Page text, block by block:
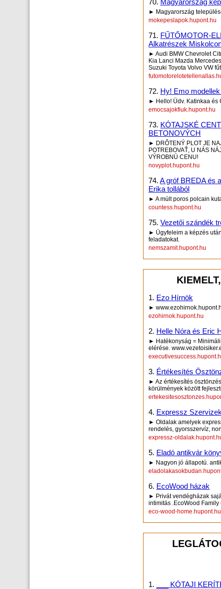
70. Magyarország
► Magyarország
mokepeslapok.hupont.hu
71. FŰTŐMOTOR-
Alkatrészek
► Audi BMW Chevrolet
Kia Lanci Mazda
Suzuki Toyota Volvo VW
72. Hy! Emo
► Hello! Üdv. Katinkaa és
emocsajokfiuk.hupont.hu
73. KÓTAJSKÉ
BETONOVÝCH
► DRÔTENÝ PLOT JE
POTREBOVAŤ, U NÁS
VÝROBNÚ CENU!
novyplot.hupont.hu
74. A gróf BREDA és
Erika tollából
► A múlt poros polcain
countess.hupont.hu
75. Vezetői szándék
► Ügyfeleim a képzés
feladatokat.
nemszamit.hupont.hu
1. Ezo Hírnök
►
ezohirnok.hupont.hu
2. Helle Nóra és Eric
► Hatékonyság =
elérése.
3. Értékesítés
► Az értékesítés
körülmények között
4. Expressz
► Oldalak amelyek
rendelés, gyorsszervíz,
expressz-
5. Eladó antikvár
► Nagyon jó állapotú.
6. EcoWood házak
► Privát vendégházak
intimitás .EcoWood
eco-wood-home.hupont.hu
1. ___ KÓTAJI